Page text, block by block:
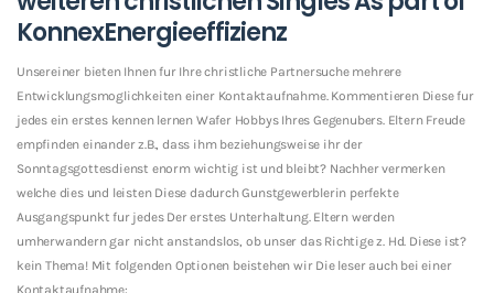
KonnexEnergieeffizienz
Unsereiner bieten Ihnen fur Ihre christliche Partnersuche mehrere
Entwicklungsmoglichkeiten einer Kontaktaufnahme. Kommentieren Diese fur
jedes ein erstes kennen lernen Wafer Hobbys Ihres Gegenubers. Eltern Freude
empfinden einander z.B., dass ihm beziehungsweise ihr der
Sonntagsgottesdienst enorm wichtig ist und bleibt? Nachher vermerken
welche dies und leisten Diese dadurch Gunstgewerblerin perfekte
Ausgangspunkt fur jedes Der erstes Unterhaltung. Eltern werden
umherwandern gar nicht anstandslos, ob unser das Richtige z. Hd. Diese ist?
kein Thema! Mit folgenden Optionen beistehen wir Die leser auch bei einer
Kontaktaufnahme: